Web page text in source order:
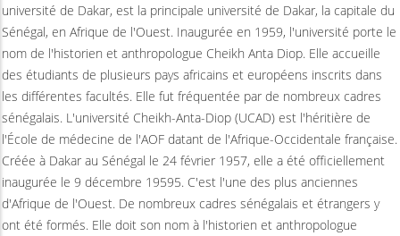
université de Dakar, est la principale université de Dakar, la capitale du
Sénégal, en Afrique de l'Ouest. Inaugurée en 1959, l'université porte le
nom de l'historien et anthropologue Cheikh Anta Diop. Elle accueille
des étudiants de plusieurs pays africains et européens inscrits dans
les différentes facultés. Elle fut fréquentée par de nombreux cadres
sénégalais. L'université Cheikh-Anta-Diop (UCAD) est l'héritière de
l'École de médecine de l'AOF datant de l'Afrique-Occidentale française.
Créée à Dakar au Sénégal le 24 février 1957, elle a été officiellement
inaugurée le 9 décembre 19595. C'est l'une des plus anciennes
d'Afrique de l'Ouest. De nombreux cadres sénégalais et étrangers y
ont été formés. Elle doit son nom à l'historien et anthropologue